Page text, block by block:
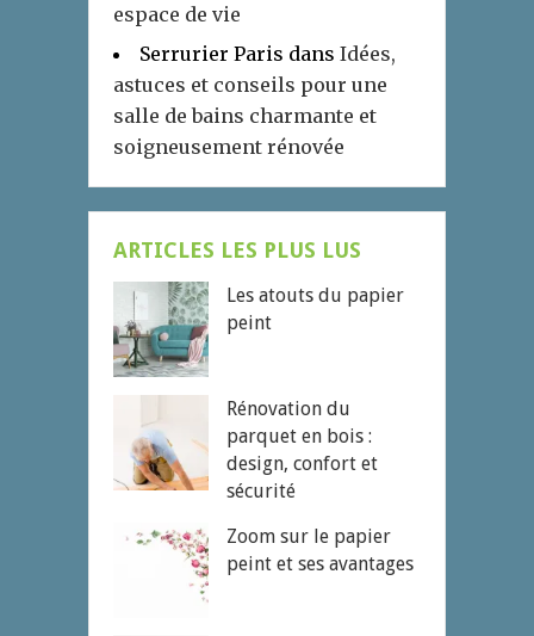
espace de vie
Serrurier Paris dans Idées,
astuces et conseils pour une
salle de bains charmante et
soigneusement rénovée
ARTICLES LES PLUS LUS
Les atouts du papier
peint
Rénovation du
parquet en bois :
design, confort et
sécurité
Zoom sur le papier
peint et ses avantages